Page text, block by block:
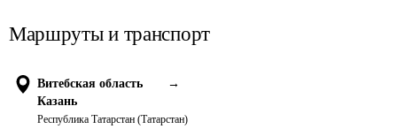
Маршруты и транспорт
Витебская область
→
Казань
Республика Татарстан (Татарстан)